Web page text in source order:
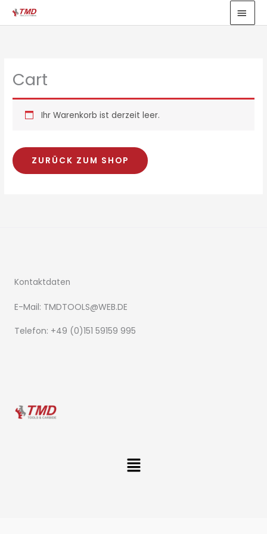
Zum
Cart
Ihr Warenkorb ist derzeit leer.
ZURÜCK ZUM SHOP
Kontaktdaten
E-Mail: TMDTOOLS@WEB.DE​
Telefon: +49 (0)151 59159 995
Menü